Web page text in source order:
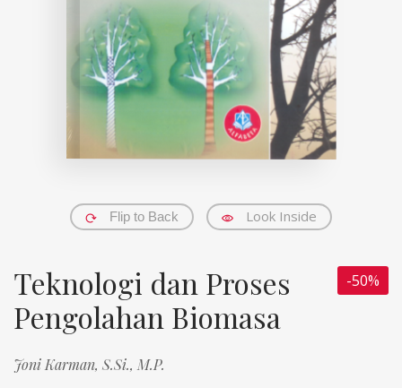
Flip to Back Look Inside
-50%
Teknologi dan Proses
Pengolahan Biomasa
Joni Karman, S.Si., M.P.